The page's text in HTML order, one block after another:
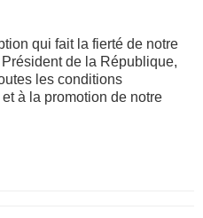
qui fait la fierté de notre
de la République,
les conditions
à la promotion de notre